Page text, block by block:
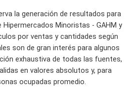
la generación de resultados para
Hipermercados Minoristas - GAHM y
por ventas y cantidades según
son de gran interés para algunos
exhaustiva de todas las fuentes,
en valores absolutos y, para
ocupadas promedio.